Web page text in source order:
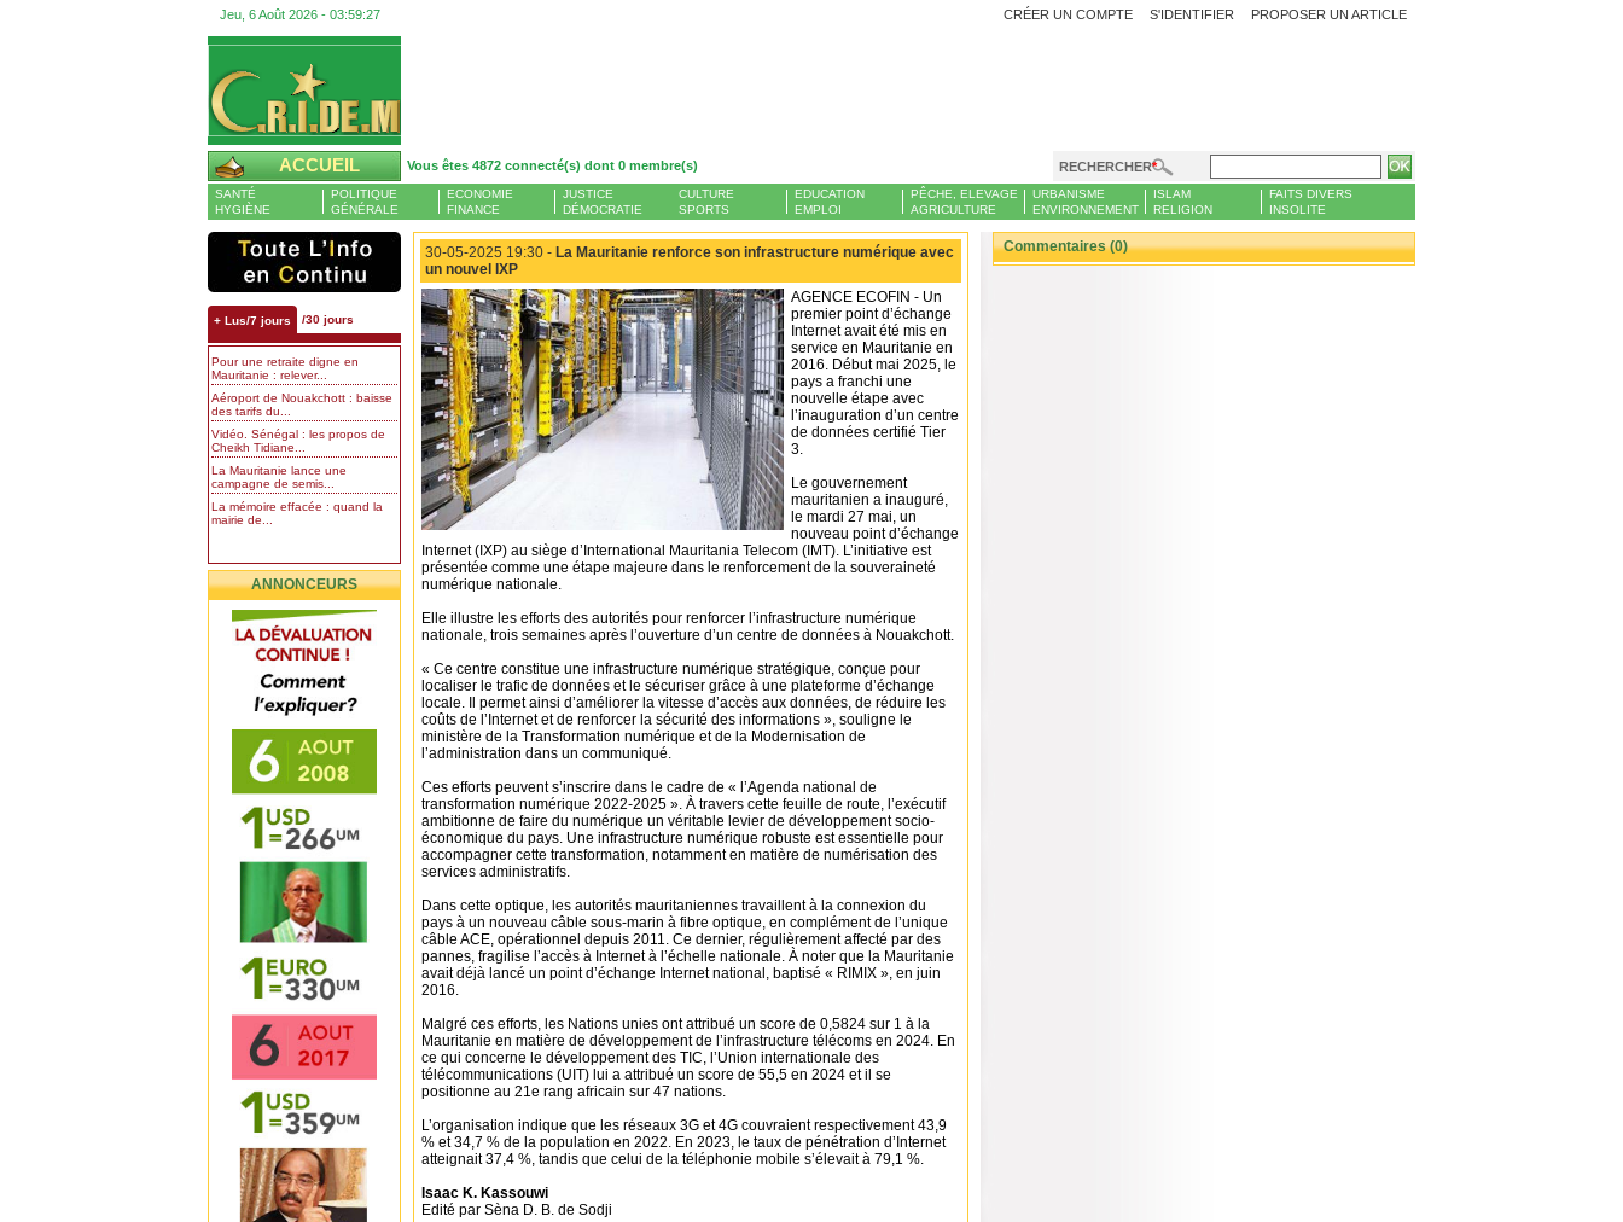
Jeu, 6 Août 2026 - 03:59:28 PROPOSER UN ARTICLE
CRÉER UN COMPTE S'IDENTIFIER
ACCUEIL Vous êtes 4872 connecté(s) dont 0 membre(s) RECHERCHER
SANTÉ
HYGIÈNE
POLITIQUE
GÉNÉRALE
ECONOMIE
FINANCE
JUSTICE
DÉMOCRATIE
CULTURE
SPORTS
EDUCATION
EMPLOI
PÊCHE, ELEVAGE
AGRICULTURE
URBANISME
ENVIRONNEMENT
ISLAM
RELIGION
FAITS DIVERS
INSOLITE
+ Lus/7 jours /30 jours
Pour une retraite digne en
Mauritanie : relever...
Aéroport de Nouakchott : baisse
des tarifs du...
Vidéo. Sénégal : les propos de
Cheikh Tidiane...
La Mauritanie lance une
campagne de semis...
La mémoire effacée : quand la
mairie de...
ANNONCEURS
30-05-2025 19:30 - La Mauritanie renforce son infrastructure numérique avec
un nouvel IXP
AGENCE ECOFIN - Un
premier point d’échange
Internet avait été mis en
service en Mauritanie en
2016. Début mai 2025, le
pays a franchi une
nouvelle étape avec
l’inauguration d’un centre
de données certifié Tier
3.
Le gouvernement
mauritanien a inauguré,
le mardi 27 mai, un
nouveau point d’échange
Internet (IXP) au siège d’International Mauritania Telecom (IMT). L’initiative est
présentée comme une étape majeure dans le renforcement de la souveraineté
numérique nationale.
Elle illustre les efforts des autorités pour renforcer l’infrastructure numérique
nationale, trois semaines après l’ouverture d’un centre de données à Nouakchott.
« Ce centre constitue une infrastructure numérique stratégique, conçue pour
localiser le trafic de données et le sécuriser grâce à une plateforme d’échange
locale. Il permet ainsi d’améliorer la vitesse d’accès aux données, de réduire les
coûts de l’Internet et de renforcer la sécurité des informations », souligne le
ministère de la Transformation numérique et de la Modernisation de
l’administration dans un communiqué.
Ces efforts peuvent s’inscrire dans le cadre de « l’Agenda national de
transformation numérique 2022-2025 ». À travers cette feuille de route, l’exécutif
ambitionne de faire du numérique un véritable levier de développement socio-
économique du pays. Une infrastructure numérique robuste est essentielle pour
accompagner cette transformation, notamment en matière de numérisation des
services administratifs.
Dans cette optique, les autorités mauritaniennes travaillent à la connexion du
pays à un nouveau câble sous-marin à fibre optique, en complément de l’unique
câble ACE, opérationnel depuis 2011. Ce dernier, régulièrement affecté par des
pannes, fragilise l’accès à Internet à l’échelle nationale. À noter que la Mauritanie
avait déjà lancé un point d’échange Internet national, baptisé « RIMIX », en juin
2016.
Malgré ces efforts, les Nations unies ont attribué un score de 0,5824 sur 1 à la
Mauritanie en matière de développement de l’infrastructure télécoms en 2024. En
ce qui concerne le développement des TIC, l’Union internationale des
télécommunications (UIT) lui a attribué un score de 55,5 en 2024 et il se
positionne au 21e rang africain sur 47 nations.
L’organisation indique que les réseaux 3G et 4G couvraient respectivement 43,9
% et 34,7 % de la population en 2022. En 2023, le taux de pénétration d’Internet
atteignait 37,4 %, tandis que celui de la téléphonie mobile s’élevait à 79,1 %.
Isaac K. Kassouwi
Edité par Sèna D. B. de Sodji
Commentaires (0)